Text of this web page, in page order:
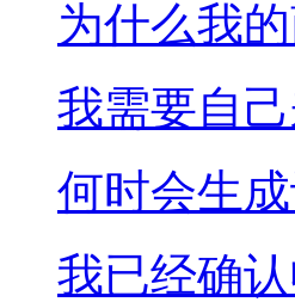
为什么我
我需要自
何时会生
我已经确